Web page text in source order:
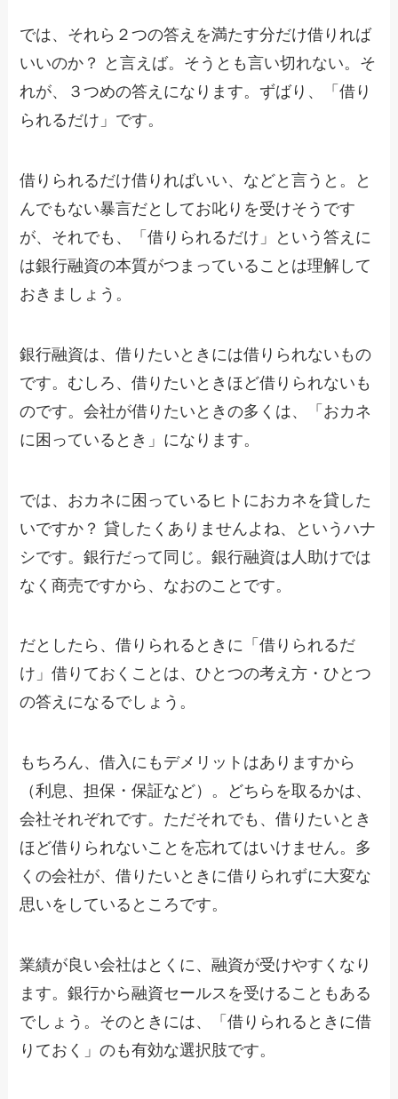
では、それら２つの答えを満たす分だけ借りれば
いいのか？ と言えば。そうとも言い切れない。そ
れが、３つめの答えになります。ずばり、「借り
られるだけ」です。
借りられるだけ借りればいい、などと言うと。と
んでもない暴言だとしてお叱りを受けそうです
が、それでも、「借りられるだけ」という答えに
は銀行融資の本質がつまっていることは理解して
おきましょう。
銀行融資は、借りたいときには借りられないもの
です。むしろ、借りたいときほど借りられないも
のです。会社が借りたいときの多くは、「おカネ
に困っているとき」になります。
では、おカネに困っているヒトにおカネを貸した
いですか？ 貸したくありませんよね、というハナ
シです。銀行だって同じ。銀行融資は人助けでは
なく商売ですから、なおのことです。
だとしたら、借りられるときに「借りられるだ
け」借りておくことは、ひとつの考え方・ひとつ
の答えになるでしょう。
もちろん、借入にもデメリットはありますから
（利息、担保・保証など）。どちらを取るかは、
会社それぞれです。ただそれでも、借りたいとき
ほど借りられないことを忘れてはいけません。多
くの会社が、借りたいときに借りられずに大変な
思いをしているところです。
業績が良い会社はとくに、融資が受けやすくなり
ます。銀行から融資セールスを受けることもある
でしょう。そのときには、「借りられるときに借
りておく」のも有効な選択肢です。